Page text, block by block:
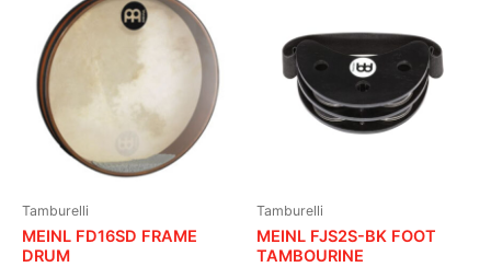
Tamburelli
MEINL FD16SD FRAME
DRUM
Tamburelli
MEINL FJS2S-BK FOOT
TAMBOURINE